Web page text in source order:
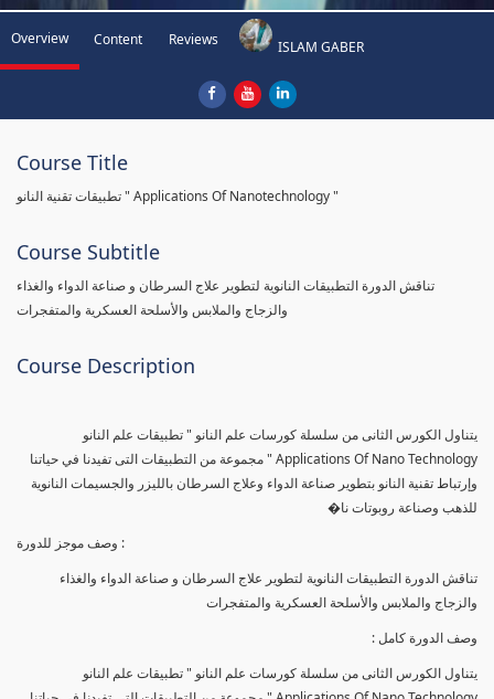
Overview Content Reviews ISLAM GABER
Course Title
تطبيقات تقنية النانو " Applications Of Nanotechnology "
Course Subtitle
تناقش الدورة التطبيقات النانوية لتطوير علاج السرطان و صناعة الدواء والغذاء
والزجاج والملابس والأسلحة العسكرية والمتفجرات
Course Description
يتناول الكورس الثانى من سلسلة كورسات علم النانو " تطبيقات علم النانو
Applications Of Nano Technology " مجموعة من التطبيقات التى تفيدنا في حياتنا
وإرتباط تقنية النانو بتطوير صناعة الدواء وعلاج السرطان بالليزر والجسيمات النانوية
للذهب وصناعة روبوتات نا�
وصف موجز للدورة :
تناقش الدورة التطبيقات النانوية لتطوير علاج السرطان و صناعة الدواء والغذاء
والزجاج والملابس والأسلحة العسكرية والمتفجرات
وصف الدورة كامل :
يتناول الكورس الثانى من سلسلة كورسات علم النانو " تطبيقات علم النانو